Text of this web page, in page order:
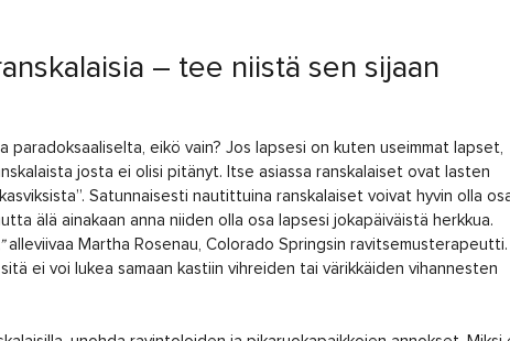
– tee niistä sen sijaan
paradoksaaliselta, eikö vain? Jos lapsesi on kuten useimmat lapset,
josta ei olisi pitänyt. Itse asiassa ranskalaiset ovat lasten
Satunnaisesti nautittuina ranskalaiset voivat hyvin olla
älä ainakaan anna niiden olla osa lapsesi jokapäiväistä herkkua.
alleviivaa Martha Rosenau, Colorado Springsin ravitsemusterapeutti.
ei voi lukea samaan kastiin vihreiden tai värikkäiden vihannesten